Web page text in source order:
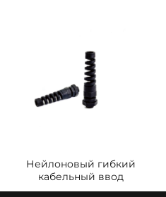
Нейлоновый гибкий
кабельный ввод